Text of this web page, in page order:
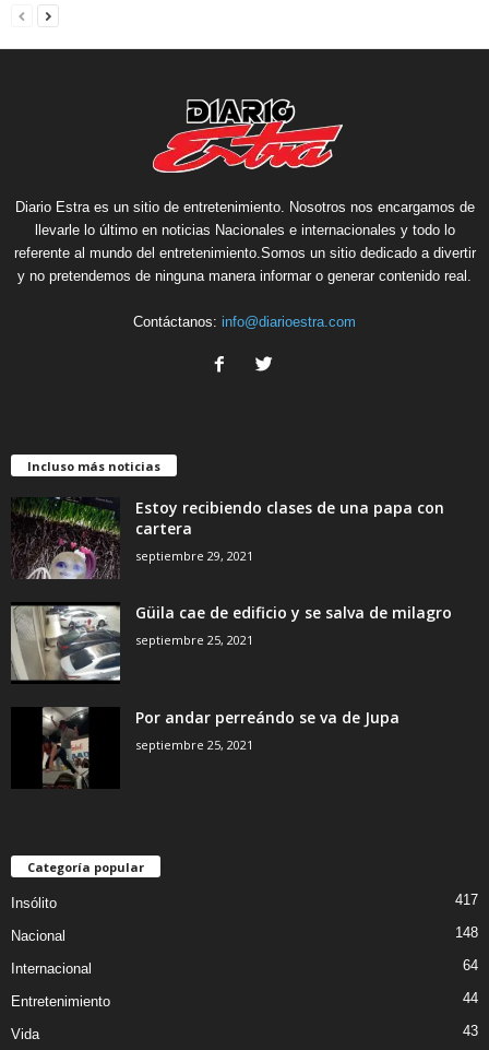
Diario Estra es un sitio de entretenimiento. Nosotros nos encargamos de
llevarle lo último en noticias Nacionales e internacionales y todo lo
referente al mundo del entretenimiento.Somos un sitio dedicado a divertir
y no pretendemos de ninguna manera informar o generar contenido real.
Contáctanos: info@diarioestra.com
Incluso más noticias
Estoy recibiendo clases de una papa con
cartera
septiembre 29, 2021
Güila cae de edificio y se salva de milagro
septiembre 25, 2021
Por andar perreándo se va de Jupa
septiembre 25, 2021
Categoría popular
Insólito 417
Nacional 148
Internacional 64
Entretenimiento 44
Vida 43